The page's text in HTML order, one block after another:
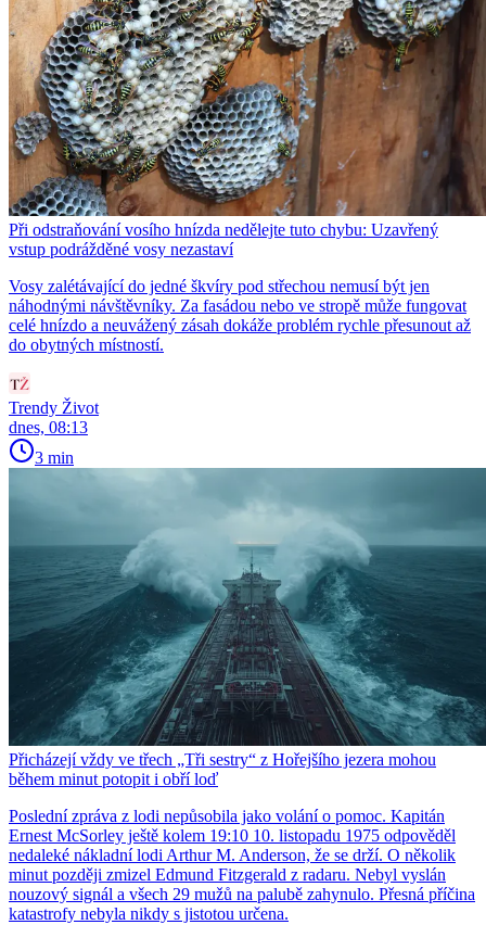
Při odstraňování vosího hnízda nedělejte tuto chybu: Uzavřený
vstup podrážděné vosy nezastaví
Vosy zalétávající do jedné škvíry pod střechou nemusí být jen
náhodnými návštěvníky. Za fasádou nebo ve stropě může fungovat
celé hnízdo a neuvážený zásah dokáže problém rychle přesunout až
do obytných místností.
Trendy Život
dnes, 08:13
3 min
Přicházejí vždy ve třech „Tři sestry“ z Hořejšího jezera mohou
během minut potopit i obří loď
Poslední zpráva z lodi nepůsobila jako volání o pomoc. Kapitán
Ernest McSorley ještě kolem 19:10 10. listopadu 1975 odpověděl
nedaleké nákladní lodi Arthur M. Anderson, že se drží. O několik
minut později zmizel Edmund Fitzgerald z radaru. Nebyl vyslán
nouzový signál a všech 29 mužů na palubě zahynulo. Přesná příčina
katastrofy nebyla nikdy s jistotou určena.